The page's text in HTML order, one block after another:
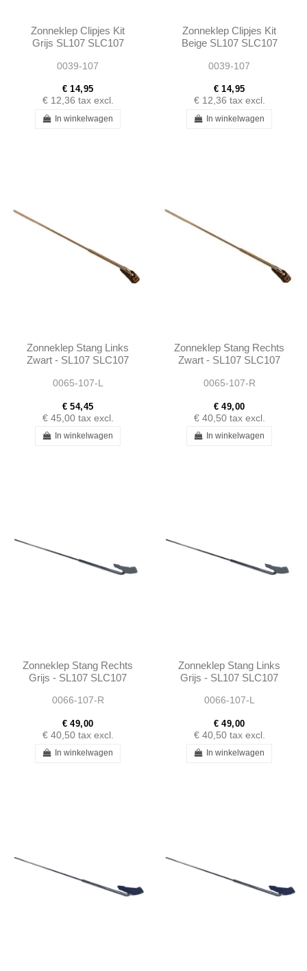
Zonneklep Clipjes Kit
Grijs SL107 SLC107
0039-107
€ 14,95
€ 12,36 tax excl.
In winkelwagen
Zonneklep Clipjes Kit
Beige SL107 SLC107
0039-107
€ 14,95
€ 12,36 tax excl.
In winkelwagen
Zonneklep Stang Links
Zwart - SL107 SLC107
0065-107-L
€ 54,45
€ 45,00 tax excl.
In winkelwagen
Zonneklep Stang Rechts
Zwart - SL107 SLC107
0065-107-R
€ 49,00
€ 40,50 tax excl.
In winkelwagen
Zonneklep Stang Rechts
Grijs - SL107 SLC107
0066-107-R
€ 49,00
€ 40,50 tax excl.
In winkelwagen
Zonneklep Stang Links
Grijs - SL107 SLC107
0066-107-L
€ 49,00
€ 40,50 tax excl.
In winkelwagen